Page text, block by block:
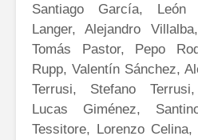
Santiago García, León
Langer, Alejandro
Tomás Pastor, Pepo
Rupp, Valentín Sánchez,
Terrusi, Stefano
Lucas Giménez,
Tessitore, Lorenzo